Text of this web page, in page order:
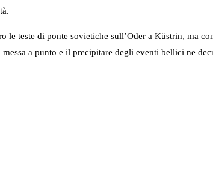
teste di ponte sovietiche sull’Oder a Küstrin, ma
a punto e il precipitare degli eventi bellici ne